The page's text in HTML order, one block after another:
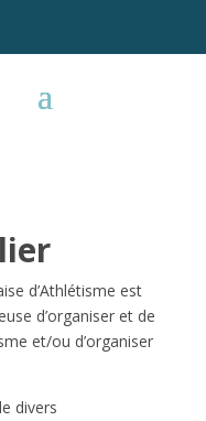
d’Athlétisme est
d’organiser et de
et/ou d’organiser
divers